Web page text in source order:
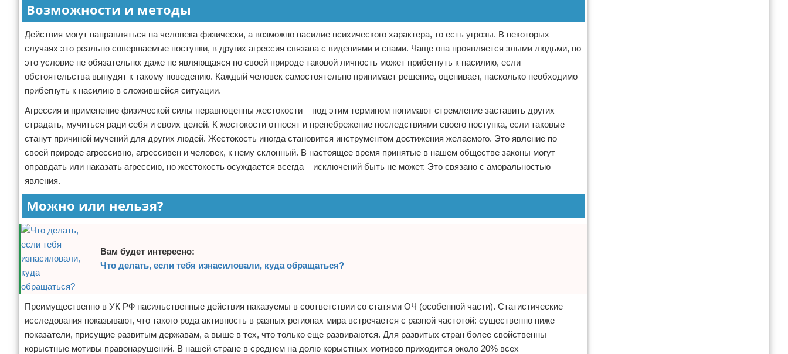
Возможности и методы
Действия могут направляться на человека физически, а возможно насилие психического характера, то есть угрозы. В некоторых
случаях это реально совершаемые поступки, в других агрессия связана с видениями и снами. Чаще она проявляется злыми людьми, но
это условие не обязательно: даже не являющаяся по своей природе таковой личность может прибегнуть к насилию, если
обстоятельства вынудят к такому поведению. Каждый человек самостоятельно принимает решение, оценивает, насколько необходимо
прибегнуть к насилию в сложившейся ситуации.
Агрессия и применение физической силы неравноценны жестокости – под этим термином понимают стремление заставить других
страдать, мучиться ради себя и своих целей. К жестокости относят и пренебрежение последствиями своего поступка, если таковые
станут причиной мучений для других людей. Жестокость иногда становится инструментом достижения желаемого. Это явление по
своей природе агрессивно, агрессивен и человек, к нему склонный. В настоящее время принятые в нашем обществе законы могут
оправдать или наказать агрессию, но жестокость осуждается всегда – исключений быть не может. Это связано с аморальностью
явления.
Можно или нельзя?
Вам будет интересно:
Что делать, если тебя изнасиловали, куда обращаться?
Преимущественно в УК РФ насильственные действия наказуемы в соответствии со статями ОЧ (особенной части). Статистические
исследования показывают, что такого рода активность в разных регионах мира встречается с разной частотой: существенно ниже
показатели, присущие развитым державам, а выше в тех, что только еще развиваются. Для развитых стран более свойственны
корыстные мотивы правонарушений. В нашей стране в среднем на долю корыстных мотивов приходится около 20% всех